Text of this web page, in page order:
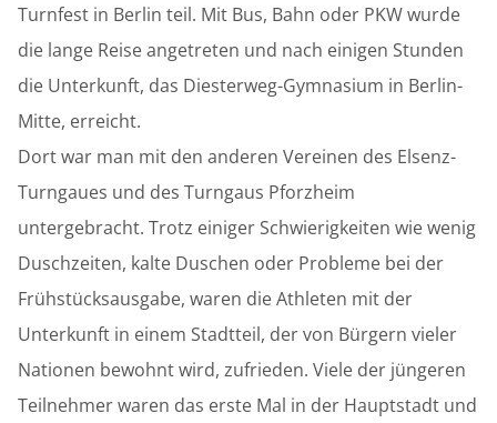
Turnfest in Berlin teil. Mit Bus, Bahn oder PKW wurde
die lange Reise angetreten und nach einigen Stunden
die Unterkunft, das Diesterweg-Gymnasium in Berlin-
Mitte, erreicht.
Dort war man mit den anderen Vereinen des Elsenz-
Turngaues und des Turngaus Pforzheim
untergebracht. Trotz einiger Schwierigkeiten wie wenig
Duschzeiten, kalte Duschen oder Probleme bei der
Frühstücksausgabe, waren die Athleten mit der
Unterkunft in einem Stadtteil, der von Bürgern vieler
Nationen bewohnt wird, zufrieden. Viele der jüngeren
Teilnehmer waren das erste Mal in der Hauptstadt und